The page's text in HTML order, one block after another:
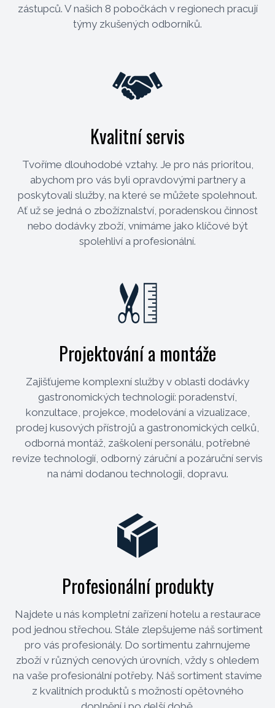
zástupců. V našich 8 pobočkách v regionech pracují
týmy zkušených odborníků.
Kvalitní servis
Tvoříme dlouhodobé vztahy. Je pro nás prioritou,
abychom pro vás byli opravdovými partnery a
poskytovali služby, na které se můžete spolehnout.
Ať už se jedná o zbožíznalství, poradenskou činnost
nebo dodávky zboží, vnímáme jako klíčové být
spolehliví a profesionální.
Projektování a montáže
Zajišťujeme komplexní služby v oblasti dodávky
gastronomických technologií: poradenství,
konzultace, projekce, modelování a vizualizace,
prodej kusových přístrojů a gastronomických celků,
odborná montáž, zaškolení personálu, potřebné
revize technologií, odborný záruční a pozáruční servis
na námi dodanou technologii, dopravu.
Profesionální produkty
Najdete u nás kompletní zařízení hotelu a restaurace
pod jednou střechou. Stále zlepšujeme náš sortiment
pro vás profesionály. Do sortimentu zahrnujeme
zboží v různých cenových úrovních, vždy s ohledem
na vaše profesionální potřeby. Náš sortiment stavíme
z kvalitních produktů s možností opětovného